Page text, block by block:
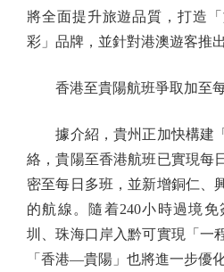
將全面提升旅遊品質，打造
彩」品牌，並針對港澳遊客推
香港至貴陽航班爭取加至
據介紹，貴州正加快構建
絡，貴陽至香港航班已實現每
密至每日多班，並新增銅仁、
的航線。隨着240小時過境
圳、珠海口岸入黔可實現「一
「香港—貴陽」也將進一步優化